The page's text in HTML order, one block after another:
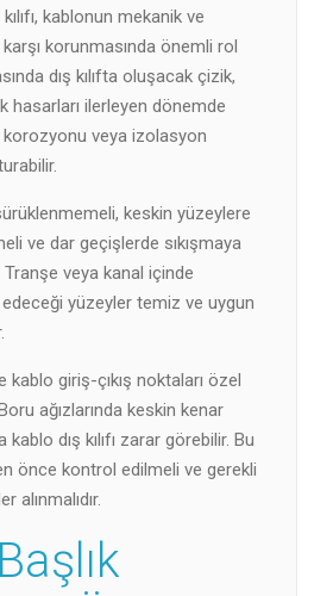
kablonun mekanik ve
korunmasında önemli rol
dış kılıfta oluşacak çizik,
hasarları ilerleyen dönemde
veya izolasyon
keskin yüzeylere
ve dar geçişlerde sıkışmaya
Tranşe veya kanal içinde
yüzeyler temiz ve uygun
kablo giriş-çıkış noktaları özel
ağızlarında keskin kenar
dış kılıfı zarar görebilir. Bu
önce kontrol edilmeli ve gerekli
alınmalıdır.